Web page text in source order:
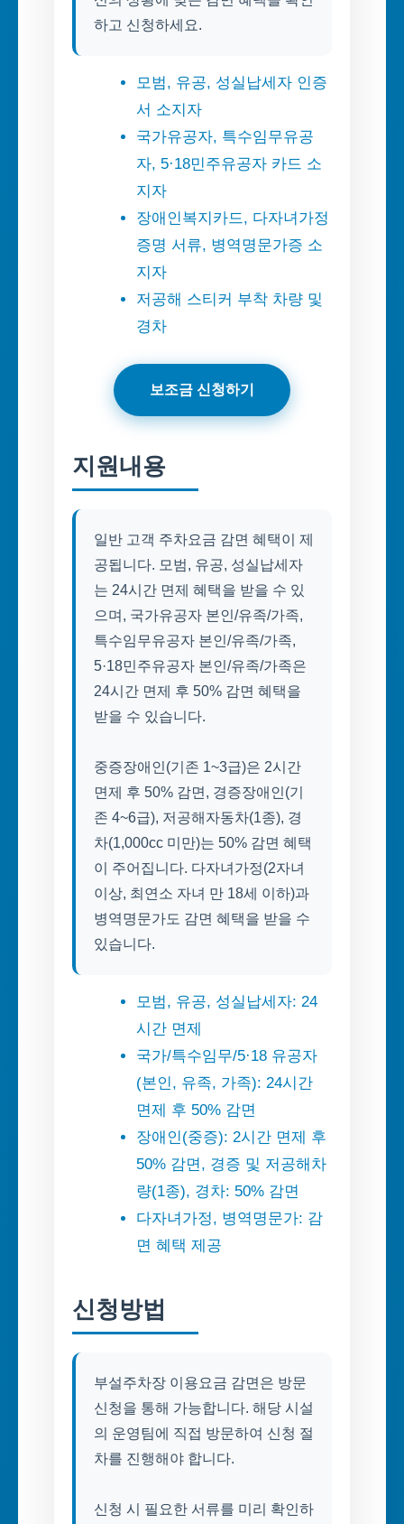
하고 신청하세요.
모범, 유공, 성실납세자 인증
서 소지자
국가유공자, 특수임무유공
자, 5·18민주유공자 카드 소
지자
장애인복지카드, 다자녀가정
증명 서류, 병역명문가증 소
지자
저공해 스티커 부착 차량 및
경차
보조금 신청하기
지원내용
일반 고객 주차요금 감면 혜택이 제
공됩니다. 모범, 유공, 성실납세자
는 24시간 면제 혜택을 받을 수 있
으며, 국가유공자 본인/유족/가족,
특수임무유공자 본인/유족/가족,
5·18민주유공자 본인/유족/가족은
24시간 면제 후 50% 감면 혜택을
받을 수 있습니다.
중증장애인(기존 1~3급)은 2시간
면제 후 50% 감면, 경증장애인(기
존 4~6급), 저공해자동차(1종), 경
차(1,000cc 미만)는 50% 감면 혜택
이 주어집니다. 다자녀가정(2자녀
이상, 최연소 자녀 만 18세 이하)과
병역명문가도 감면 혜택을 받을 수
있습니다.
모범, 유공, 성실납세자: 24
시간 면제
국가/특수임무/5·18 유공자
(본인, 유족, 가족): 24시간
면제 후 50% 감면
장애인(중증): 2시간 면제 후
50% 감면, 경증 및 저공해차
량(1종), 경차: 50% 감면
다자녀가정, 병역명문가: 감
면 혜택 제공
신청방법
부설주차장 이용요금 감면은 방문
신청을 통해 가능합니다. 해당 시설
의 운영팀에 직접 방문하여 신청 절
차를 진행해야 합니다.
신청 시 필요한 서류를 미리 확인하